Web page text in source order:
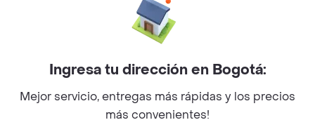
Sobre Rappi
Ingresa tu dirección en Bogotá:
Mejor servicio, entregas más rápidas y los precios
más convenientes!